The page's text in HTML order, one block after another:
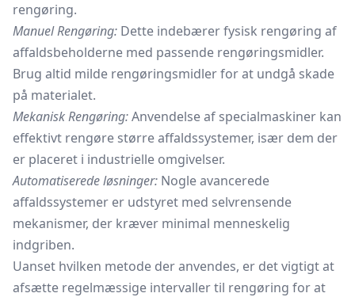
rengøring.
Manuel Rengøring: Dette indebærer fysisk rengøring af
affaldsbeholderne med passende rengøringsmidler.
Brug altid milde rengøringsmidler for at undgå skade
på materialet.
Mekanisk Rengøring:Anvendelse af specialmaskiner kan
effektivt rengøre større affaldssystemer, især dem der
er placeret i industrielle omgivelser.
Automatiserede løsninger: Nogle avancerede
affaldssystemer er udstyret med selvrensende
mekanismer, der kræver minimal menneskelig
indgriben.
Uanset hvilken metode der anvendes, er det vigtigt at
afsætte regelmæssige intervaller til rengøring for at